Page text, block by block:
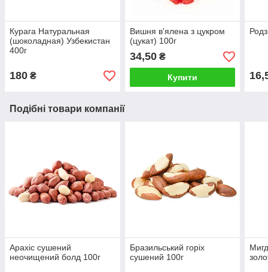
Курага Натуральная
(шоколадная) Узбекистан
400г
180 ₴
Вишня в'ялена з цукром
(цукат) 100г
34,50₴
Купити
Подібні товари компанії
Арахіс сушений
неочищений болд 100г
Бразильський горіх
сушений 100г